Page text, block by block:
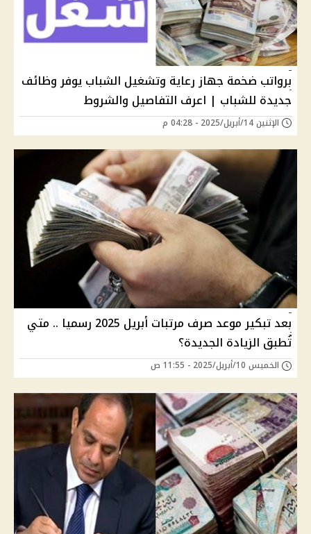
برواتب ضخمة جهاز رعاية وتشغيل الشباب يوفر وظائف
جديدة للشباب | اعرف التفاصيل والشروط
الإثنين 14/أبريل/2025 - 04:28 م
بعد تبكير موعد صرف مرتبات أبريل 2025 رسميا .. متي
تُطبق الزيادة الجديدة؟
الخميس 10/أبريل/2025 - 11:55 ص